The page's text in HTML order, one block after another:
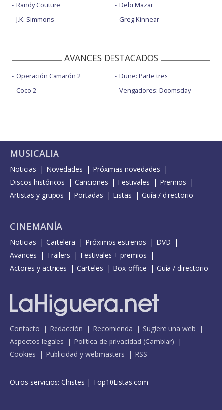
Randy Couture
J.K. Simmons
Debi Mazar
Greg Kinnear
AVANCES DESTACADOS
Operación Camarón 2
Coco 2
Dune: Parte tres
Vengadores: Doomsday
MUSICALIA
Noticias Novedades
Próximas novedades
Discos históricos
Canciones Festivales
Premios
Artistas y grupos
Portadas Listas Guía / directorio
CINEMANÍA
Noticias Cartelera Próximos estrenos
DVD
Avances
Tráilers
Festivales + premios
Actores y actrices
Carteles Box-office Guía / directorio
Contacto Redacción Recomienda
Sugiere una web
Aspectos legales
Política de privacidad (Cambiar)
Cookies
Publicidad y webmasters RSS
Otros servicios: Chistes | Top10Listas.com